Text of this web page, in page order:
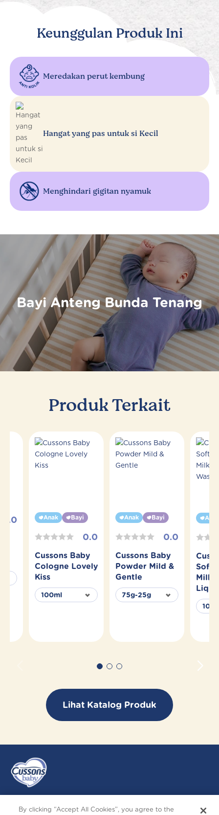
Keunggulan Produk Ini
Meredakan perut kembung
Hangat yang pas untuk si Kecil
Menghindari gigitan nyamuk
Bayi Anteng Bunda Tenang
Produk Terkait
0.0 Anak Bayi
0.0
Cussons Baby
Cologne Lovely
Kiss
Anak Bayi
0.0
Cussons Baby
Powder Mild &
Gentle
Anak
Soft
Milk
Lihat Katalog Produk
By clicking “Accept All Cookies”, you agree to the